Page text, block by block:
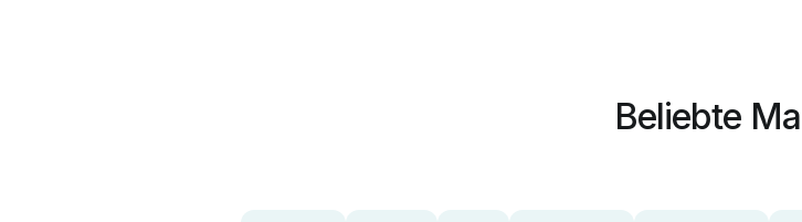
Beliebte